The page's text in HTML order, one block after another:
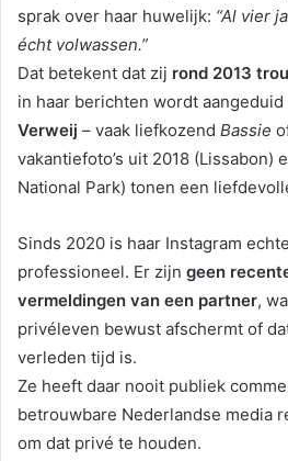
sprak over haar huwelijk: “Al vier
écht volwassen.”
Dat betekent dat zij rond 2013
in haar berichten wordt aangeduid
Verweij – vaak liefkozend Bassie
vakantiefoto’s uit 2018 (Lissabon)
National Park) tonen een
Sinds 2020 is haar Instagram
professioneel. Er zijn geen
vermeldingen van een partner,
privéleven bewust afschermt of
verleden tijd is.
Ze heeft daar nooit publiek
betrouwbare Nederlandse media
om dat privé te houden.